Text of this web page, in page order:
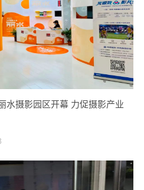
水摄影园区开幕 力促摄影产业